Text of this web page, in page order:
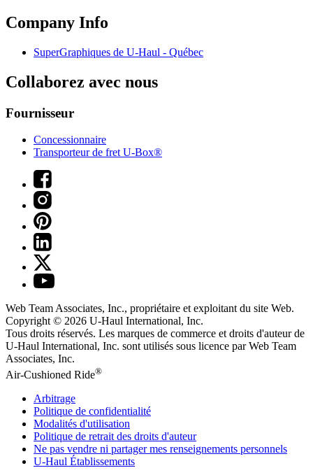
Company Info
SuperGraphiques de U-Haul - Québec
Collaborez avec nous
Fournisseur
Concessionnaire
Transporteur de fret U-Box®
Web Team Associates, Inc., propriétaire et exploitant du site Web.
Copyright © 2026 U-Haul International, Inc.
Tous droits réservés. Les marques de commerce et droits d'auteur de
U-Haul International, Inc. sont utilisés sous licence par Web Team
Associates, Inc.
Air-Cushioned Ride®
Arbitrage
Politique de confidentialité
Modalités d'utilisation
Politique de retrait des droits d'auteur
Ne pas vendre ni partager mes renseignements personnels
U-Haul Établissements